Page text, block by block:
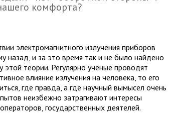
комфорта?
электромагнитного излучения приборов
назад, и за это время так и не было найдено
этой теории. Регулярно учёные проводят
влияние излучения на человека, то его
где правда, а где научный вымысел очень
неизбежно затрагивают интересы
государственных деятелей.